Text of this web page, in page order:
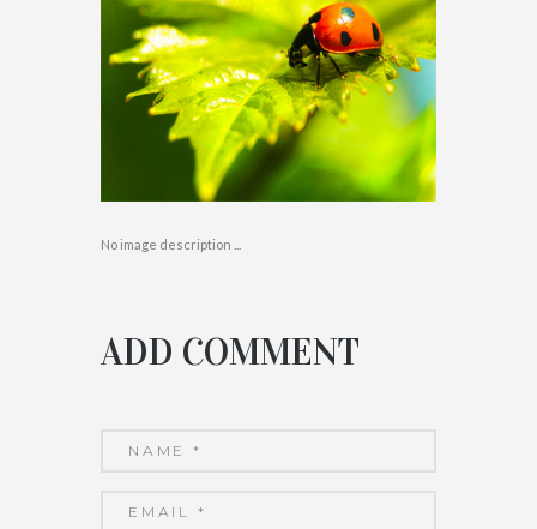
No image description ...
ADD COMMENT